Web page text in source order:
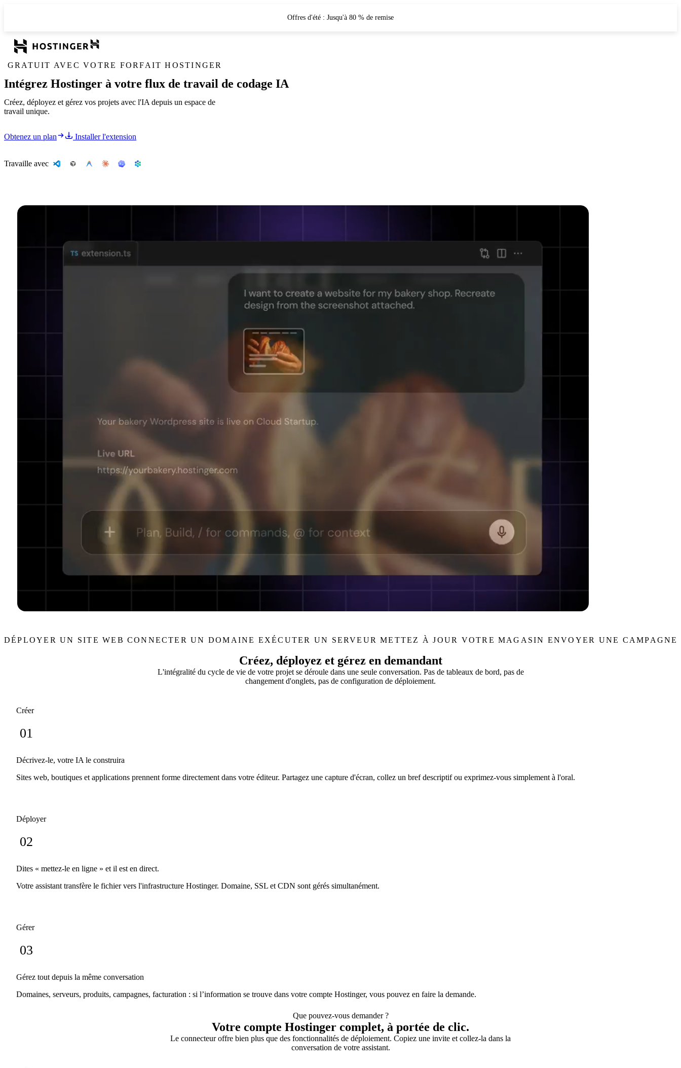
Offres d'été : Jusqu'à 80 % de remise
GRATUIT AVEC VOTRE FORFAIT HOSTINGER
Intégrez Hostinger à votre flux de travail de codage IA
Créez, déployez et gérez vos projets avec l'IA depuis un espace de
travail unique.
Obtenez un plan Installer l'extension
Travaille avec
DÉPLOYER UN SITE WEB CONNECTER UN DOMAINE EXÉCUTER UN SERVEUR METTEZ À JOUR VOTRE MAGASIN ENVOYER UNE CAMPAGNE
Créez, déployez et gérez en demandant
L'intégralité du cycle de vie de votre projet se déroule dans une seule conversation. Pas de tableaux de bord, pas de
changement d'onglets, pas de configuration de déploiement.
Créer
01
Décrivez-le, votre IA le construira
Sites web, boutiques et applications prennent forme directement dans votre éditeur. Partagez une capture d'écran, collez un bref descriptif ou exprimez-vous simplement à l'oral.
Déployer
02
Dites « mettez-le en ligne » et il est en direct.
Votre assistant transfère le fichier vers l'infrastructure Hostinger. Domaine, SSL et CDN sont gérés simultanément.
Gérer
03
Gérez tout depuis la même conversation
Domaines, serveurs, produits, campagnes, facturation : si l’information se trouve dans votre compte Hostinger, vous pouvez en faire la demande.
Que pouvez-vous demander ?
Votre compte Hostinger complet, à portée de clic.
Le connecteur offre bien plus que des fonctionnalités de déploiement. Copiez une invite et collez-la dans la
conversation de votre assistant.